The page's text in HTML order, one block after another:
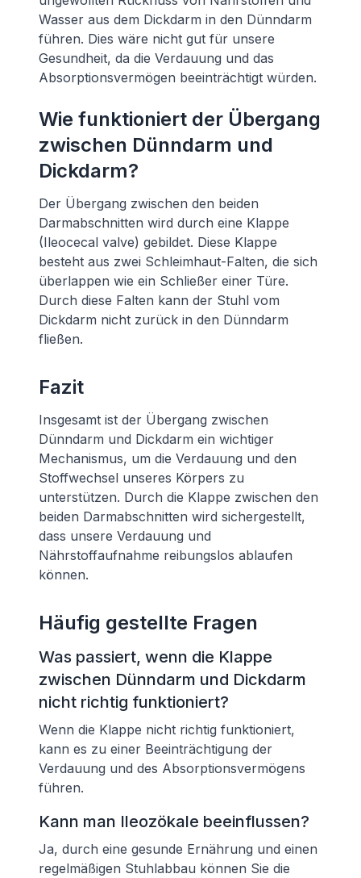
Wasser aus dem Dickdarm in den Dünndarm
führen. Dies wäre nicht gut für unsere
Gesundheit, da die Verdauung und das
Absorptionsvermögen beeinträchtigt würden.
Wie funktioniert der Übergang
zwischen Dünndarm und
Dickdarm?
Der Übergang zwischen den beiden
Darmabschnitten wird durch eine Klappe
(Ileocecal valve) gebildet. Diese Klappe
besteht aus zwei Schleimhaut-Falten, die sich
überlappen wie ein Schließer einer Türe.
Durch diese Falten kann der Stuhl vom
Dickdarm nicht zurück in den Dünndarm
fließen.
Fazit
Insgesamt ist der Übergang zwischen
Dünndarm und Dickdarm ein wichtiger
Mechanismus, um die Verdauung und den
Stoffwechsel unseres Körpers zu
unterstützen. Durch die Klappe zwischen den
beiden Darmabschnitten wird sichergestellt,
dass unsere Verdauung und
Nährstoffaufnahme reibungslos ablaufen
können.
Häufig gestellte Fragen
Was passiert, wenn die Klappe
zwischen Dünndarm und Dickdarm
nicht richtig funktioniert?
Wenn die Klappe nicht richtig funktioniert,
kann es zu einer Beeinträchtigung der
Verdauung und des Absorptionsvermögens
führen.
Kann man Ileozökale beeinflussen?
Ja, durch eine gesunde Ernährung und einen
regelmäßigen Stuhlabbau können Sie die